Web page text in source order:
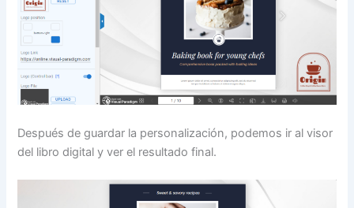
Después de guardar la personalización, podemos ir al visor
del libro digital y ver el resultado final.